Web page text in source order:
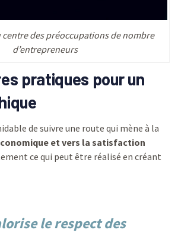
centre des préoccupations de nombre
d’entrepreneurs
pratiques pour un
de suivre une route qui mène à la
et vers la satisfaction
ce qui peut être réalisé en créant
le respect des